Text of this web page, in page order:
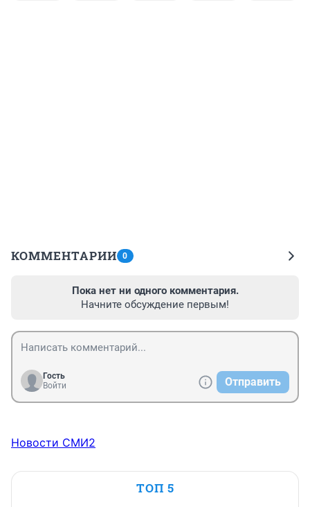
КОММЕНТАРИИ 0
Пока нет ни одного комментария.
Начните обсуждение первым!
Гость
Войти
Отправить
Новости СМИ2
ТОП 5